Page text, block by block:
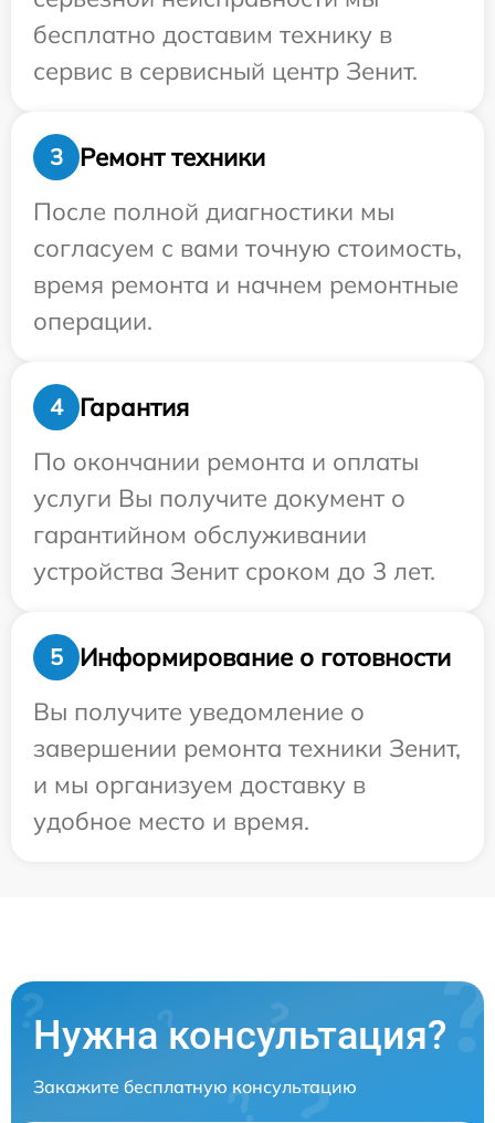
бесплатно доставим технику в
сервис в сервисный центр Зенит.
3
Ремонт техники
После полной диагностики мы
согласуем с вами точную стоимость,
время ремонта и начнем ремонтные
операции.
4
Гарантия
По окончании ремонта и оплаты
услуги Вы получите документ о
гарантийном обслуживании
устройства Зенит сроком до 3 лет.
5
Информирование о готовности
Вы получите уведомление о
завершении ремонта техники Зенит,
и мы организуем доставку в
удобное место и время.
Нужна консультация?
Закажите бесплатную консультацию